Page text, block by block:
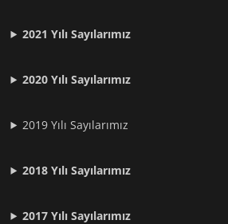
2021 Yılı Sayılarımız
2020 Yılı Sayılarımız
2019 Yılı Sayılarımız
2018 Yılı Sayılarımız
2017 Yılı Sayılarımız